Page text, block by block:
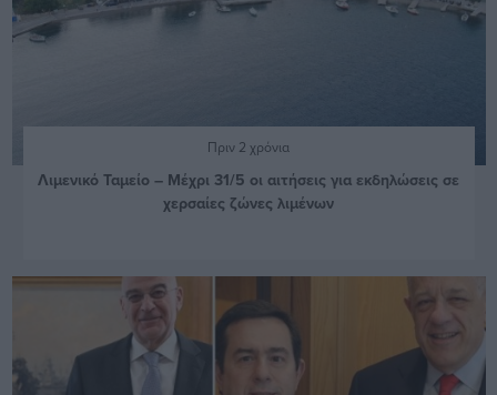
Πριν 2 χρόνια
Λιμενικό Ταμείο – Μέχρι 31/5 οι αιτήσεις για εκδηλώσεις σε
χερσαίες ζώνες λιμένων